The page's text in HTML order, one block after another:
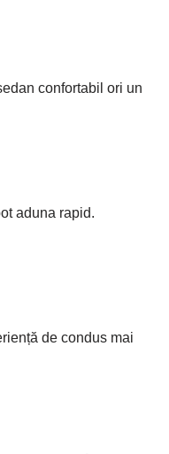
confortabil ori un
aduna rapid.
de condus mai